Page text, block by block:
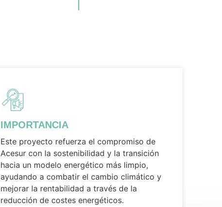
IMPORTANCIA
Este proyecto refuerza el compromiso de
Acesur con la sostenibilidad y la transición
hacia un modelo energético más limpio,
ayudando a combatir el cambio climático y
mejorar la rentabilidad a través de la
reducción de costes energéticos.